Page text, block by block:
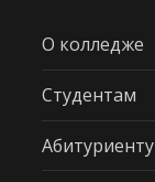
О колледже
Студентам
Абитуриенту